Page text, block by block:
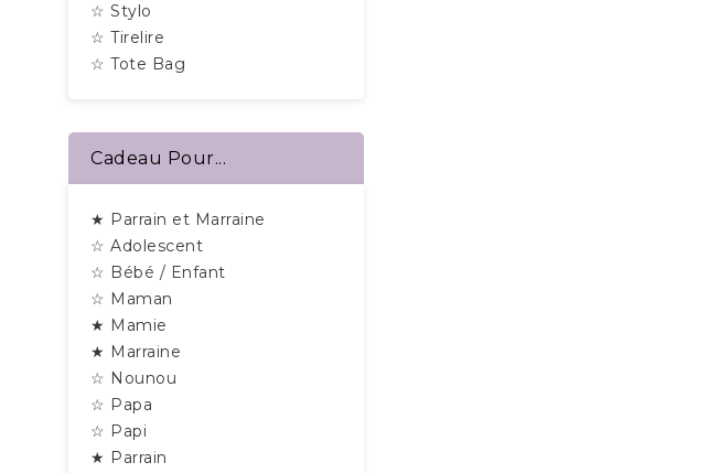
☆ Stylo
☆ Tirelire
☆ Tote Bag
Cadeau Pour...
★ Parrain et Marraine
☆ Adolescent
☆ Bébé / Enfant
☆ Maman
★ Mamie
★ Marraine
☆ Nounou
☆ Papa
☆ Papi
★ Parrain